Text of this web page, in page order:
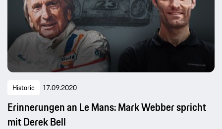
Historie 17.09.2020
Erinnerungen an Le Mans: Mark Webber spricht
mit Derek Bell